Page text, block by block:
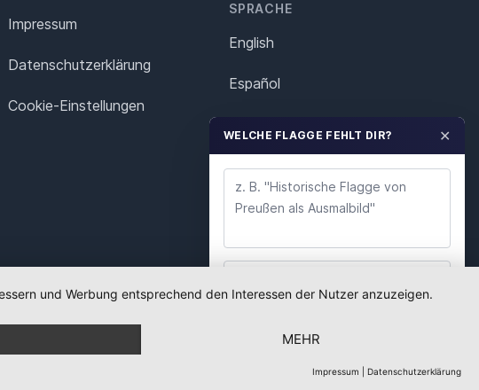
Impressum
Datenschutz­erklärung
Cookie-Einstellungen
SPRACHE
English
Español
Italiano
Polska
Português
Nederlands
WELCHE FLAGGE FEHLT DIR? ✕
und Werbung entsprechend den Interessen der Nutzer anzuzeigen.
MEHR
Impressum Datenschutzerklärung